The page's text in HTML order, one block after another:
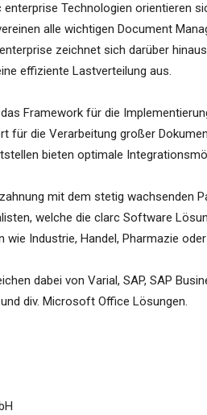
enterprise Technologien orientieren
alle wichtigen Document
zeichnet sich darüber
effiziente Lastverteilung aus.
Framework für die
für die Verarbeitung großer
bieten optimale
mit dem stetig wachsenden
welche die clarc Software
wie Industrie, Handel, Pharmazie
dabei von Varial, SAP, SAP
und div. Microsoft Office Lösungen.